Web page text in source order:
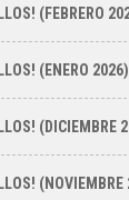
(FEBRERO
(ENERO 2026)
(DICIEMBRE
(NOVIEMBRE